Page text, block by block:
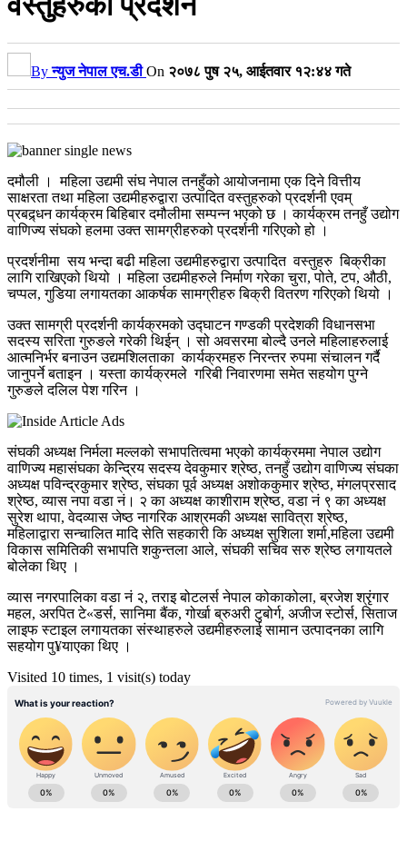
Byन्युज नेपाल एच.डी On २०७८ पुष २५, आईतवार १२:४४ गते
दमौली । महिला उद्यमी संघ नेपाल तनहुँको आयोजनामा एक दिने वित्तीय
साक्षरता तथा महिला उद्यमीहरुद्वारा उत्पादित वस्तुहरुको प्रदर्शनी एवम्
प्रबद्र्धन कार्यक्रम बिहिबार दमौलीमा सम्पन्न भएको छ । कार्यक्रम तनहुँ उद्योग
वाणिज्य संघको हलमा उक्त सामग्रीहरुको प्रदर्शनी गरिएको हो ।
प्रदर्शनीमा सय भन्दा बढी महिला उद्यमीहरुद्वारा उत्पादित वस्तुहरु बिक्रीका
लागि राखिएको थियो । महिला उद्यमीहरुले निर्माण गरेका चुरा, पोते, टप, औठी,
चप्पल, गुडिया लगायतका आकर्षक सामग्रीहरु बिक्री वितरण गरिएको थियो ।
उक्त सामग्री प्रदर्शनी कार्यक्रमको उद्घाटन गण्डकी प्रदेशकी विधानसभा
सदस्य सरिता गुरुङले गरेकी थिईन् । सो अवसरमा बोल्दै उनले महिलाहरुलाई
आत्मनिर्भर बनाउन उद्यमशिलताका कार्यक्रमहरु निरन्तर रुपमा संचालन गर्दै
जानुपर्ने बताइन । यस्ता कार्यक्रमले गरिबी निवारणमा समेत सहयोग पुग्ने
गुरुङले दलिल पेश गरिन ।
संघकी अध्यक्ष निर्मला मल्लको सभापतित्वमा भएको कार्यक्रममा नेपाल उद्योग
वाणिज्य महासंघका केन्द्रिय सदस्य देवकुमार श्रेष्ठ, तनहुँ उद्योग वाणिज्य संघका
अध्यक्ष पविन्द्रकुमार श्रेष्ठ, संघका पूर्व अध्यक्ष अशोककुमार श्रेष्ठ, मंगलप्रसाद
श्रेष्ठ, व्यास नपा वडा नं। २ का अध्यक्ष काशीराम श्रेष्ठ, वडा नं ९ का अध्यक्ष
सुरेश थापा, वेदव्यास जेष्ठ नागरिक आश्रमकी अध्यक्ष सावित्रा श्रेष्ठ,
महिलाद्वारा सन्चालित मादि सेति सहकारी कि अध्यक्ष सुशिला शर्मा,महिला उद्यमी
विकास समितिकी सभापति शकुन्तला आले, संघकी सचिव सरु श्रेष्ठ लगायतले
बोलेका थिए ।
व्यास नगरपालिका वडा नं २, तराइ बोटलर्स नेपाल कोकाकोला, ब्रजेश श्रृंगार
महल, अरपित टे«डर्स, सानिमा बैंक, गोर्खा ब्रुअरी टुबोर्ग, अजीज स्टोर्स, सिताज
लाइफ स्टाइल लगायतका संस्थाहरुले उद्यमीहरुलाई सामान उत्पादनका लागि
सहयोग पु¥याएका थिए ।
Visited 10 times, 1 visit(s) today